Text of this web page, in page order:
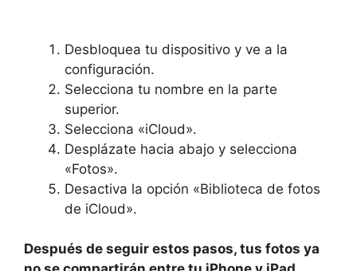
Desbloquea​ tu dispositivo y ve a la
configuración.
Selecciona tu nombre en la parte
superior.
Selecciona «iCloud».
Desplázate hacia ⁤abajo y selecciona
«Fotos».
Desactiva la opción «Biblioteca ‌de fotos
de iCloud».
Después de seguir estos pasos, tus fotos ya